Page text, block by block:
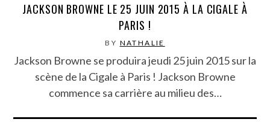
JACKSON BROWNE LE 25 JUIN 2015 À LA CIGALE À
PARIS !
BY NATHALIE
Jackson Browne se produira jeudi 25 juin 2015 sur la
scène de la Cigale à Paris ! Jackson Browne
commence sa carrière au milieu des…